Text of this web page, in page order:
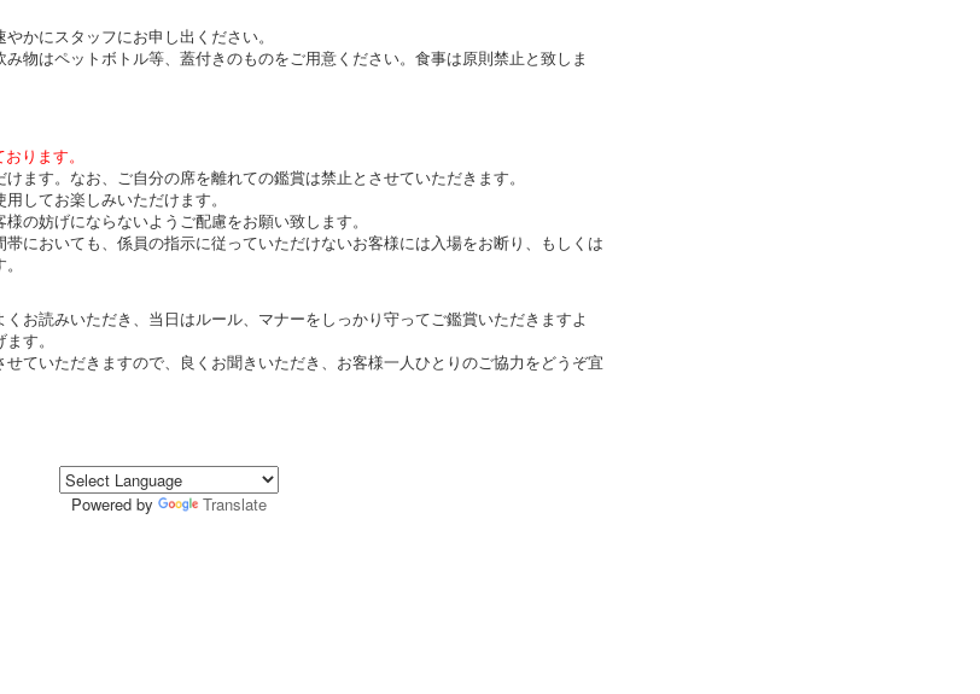
かにスタッフにお申し出ください。
物はペットボトル等、蓋付きのものをご用意ください。食事は原則禁止と致しま
ります。
ます。なお、ご自分の席を離れての鑑賞は禁止とさせていただきます。
してお楽しみいただけます。
の妨げにならないようご配慮をお願い致します。
帯においても、係員の指示に従っていただけないお客様には入場をお断り、もしくは
お読みいただき、当日はルール、マナーをしっかり守ってご鑑賞いただきますよ
す。
ていただきますので、良くお聞きいただき、お客様一人ひとりのご協力をどうぞ宜
Powered by Translate